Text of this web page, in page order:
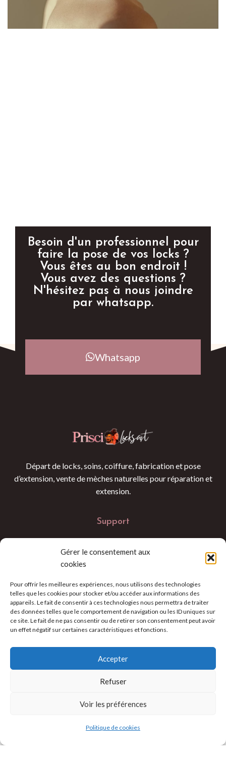
Gérer le consentement aux
cookies
Pour offrir les meilleures expériences, nous utilisons des technologies
telles que les cookies pour stocker et/ou accéder aux informations des
appareils. Le fait de consentir à ces technologies nous permettra de traiter
des données telles que le comportement de navigation ou les ID uniques sur
ce site. Le fait de ne pas consentir ou de retirer son consentement peut avoir
un effet négatif sur certaines caractéristiques et fonctions.
Accepter
Refuser
Voir les préférences
Politique de cookies
Besoin d'un professionnel pour
faire la pose de vos locks ?
Vous êtes au bon endroit !
Vous avez des questions ?
N'hésitez pas à nous joindre
par whatsapp.
Whatsapp
Départ de locks, soins, coiffure, fabrication et pose
d’extension, vente de mèches naturelles pour réparation et
extension.
Support
Politique de confidentialité
Contact
Politiques de retour
16 Lotissement Océane Caillou 97129 Le Lamentin,
Guadeloupe
Mobile Achat : 0691 24 74 71